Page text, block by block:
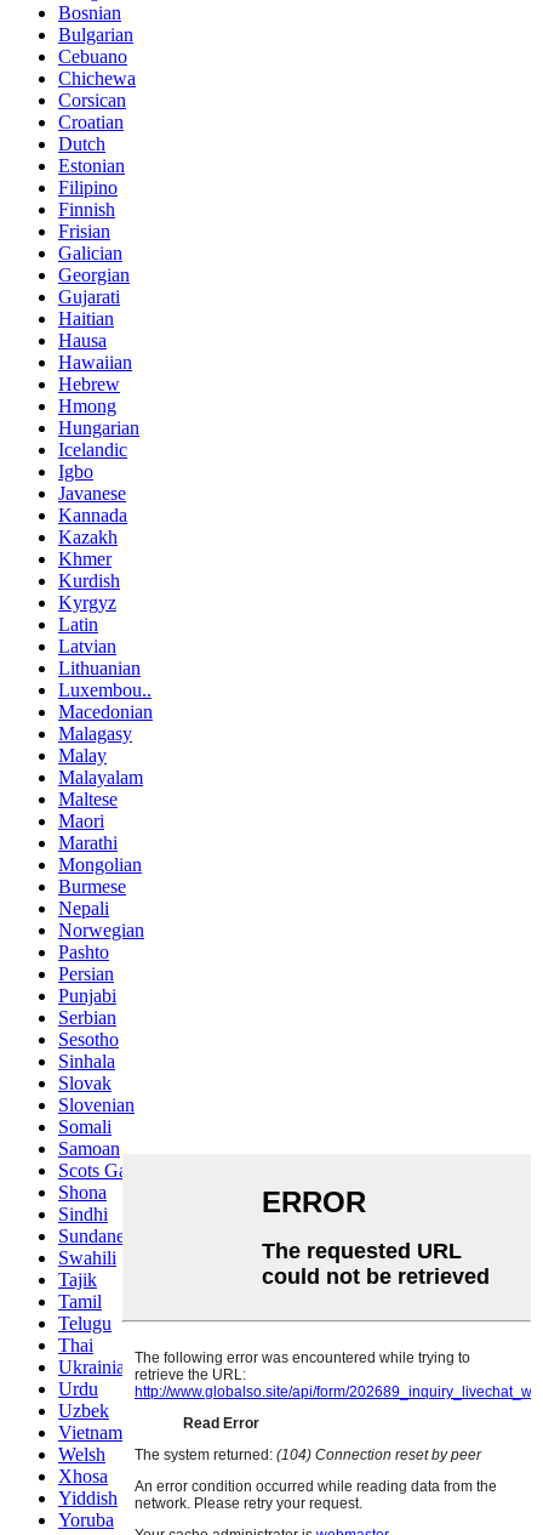
Bosnian
Bulgarian
Cebuano
Chichewa
Corsican
Croatian
Dutch
Estonian
Filipino
Finnish
Frisian
Galician
Georgian
Gujarati
Haitian
Hausa
Hawaiian
Hebrew
Hmong
Hungarian
Icelandic
Igbo
Javanese
Kannada
Kazakh
Khmer
Kurdish
Kyrgyz
Latin
Latvian
Lithuanian
Luxembou..
Macedonian
Malagasy
Malay
Malayalam
Maltese
Maori
Marathi
Mongolian
Burmese
Nepali
Norwegian
Pashto
Persian
Punjabi
Serbian
Sesotho
Sinhala
Slovak
Slovenian
Somali
Samoan
Scots Gaelic
Shona
Sindhi
Sundanese
Swahili
Tajik
Tamil
Telugu
Thai
Ukrainian
Urdu
Uzbek
Vietnamese
Welsh
Xhosa
Yiddish
Yoruba